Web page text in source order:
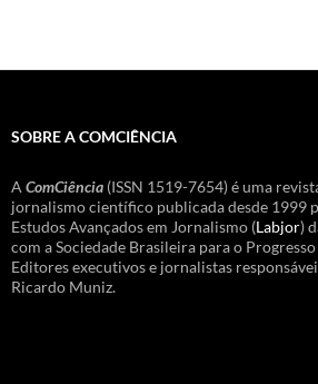
SOBRE A COMCIÊNCIA
A ComCiência (ISSN 1519-7654) é uma
jornalismo científico publicada desde 1999
Estudos Avançados em Jornalismo (Labjor)
com a Sociedade Brasileira para o
Editores executivos e jornalistas
Ricardo Muniz.